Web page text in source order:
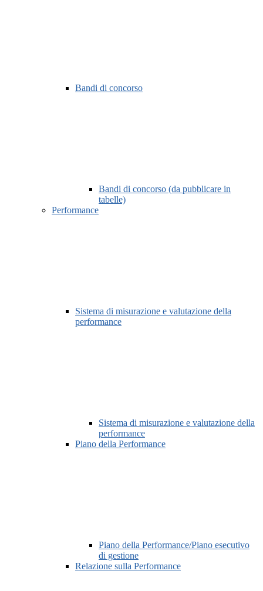
Bandi di concorso
Bandi di concorso (da pubblicare in
tabelle)
Performance
Sistema di misurazione e valutazione della
performance
Sistema di misurazione e valutazione della
performance
Piano della Performance
Piano della Performance/Piano esecutivo
di gestione
Relazione sulla Performance